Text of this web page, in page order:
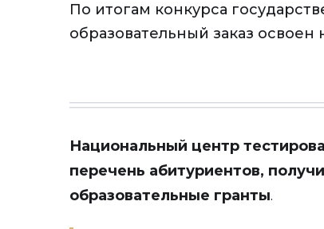
По итогам конкурса
образовательный заказ освоен
Национальный центр
перечень абитуриентов,
образовательные гранты.